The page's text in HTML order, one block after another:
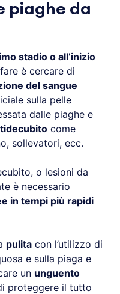
piaghe da
stadio o all’inizio
è cercare di
del sangue
sulla pelle
dalle piaghe e
come
sollevatori, ecc.
o lesioni da
è necessario
in tempi più rapidi
pulita con l’utilizzo di
e sulla piaga e
un unguento
proteggere il tutto